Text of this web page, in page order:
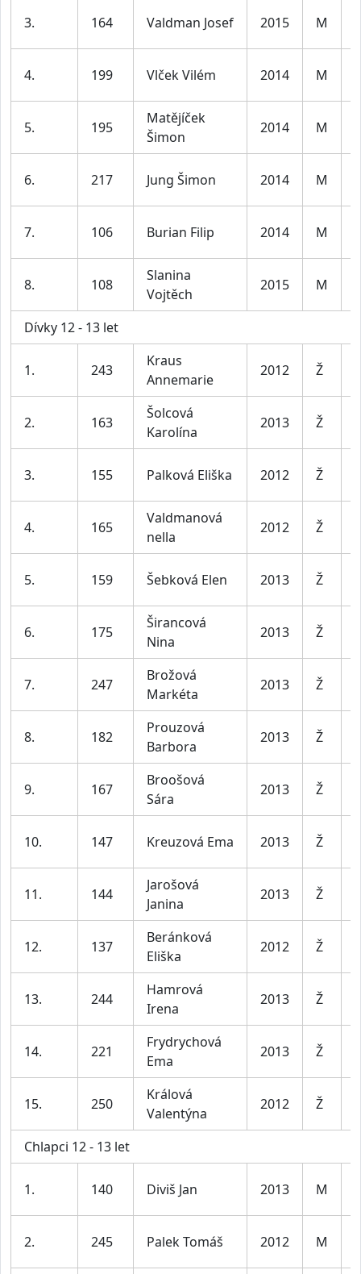
3. 164 Valdman Josef 2015 M
4. 199 Vlček Vilém 2014 M
5. 195
Matějíček
Šimon
2014 M
6. 217 Jung Šimon 2014 M
7. 106 Burian Filip 2014 M
8. 108
Slanina
Vojtěch
2015 M
Dívky 12 - 13 let
1. 243
Kraus
Annemarie
2012 Ž
2. 163
Šolcová
Karolína
2013 Ž
3. 155 Palková Eliška 2012 Ž
4. 165
Valdmanová
nella
2012 Ž
5. 159 Šebková Elen 2013 Ž
6. 175
Širancová
Nina
2013 Ž
7. 247
Brožová
Markéta
2013 Ž
8. 182
Prouzová
Barbora
2013 Ž
9. 167
Broošová
Sára
2013 Ž
10. 147 Kreuzová Ema 2013 Ž
11. 144
Jarošová
Janina
2013 Ž
12. 137
Beránková
Eliška
2012 Ž
13. 244
Hamrová
Irena
2013 Ž
14. 221
Frydrychová
Ema
2013 Ž
15. 250
Králová
Valentýna
2012 Ž
Chlapci 12 - 13 let
1. 140 Diviš Jan 2013 M
2. 245 Palek Tomáš 2012 M